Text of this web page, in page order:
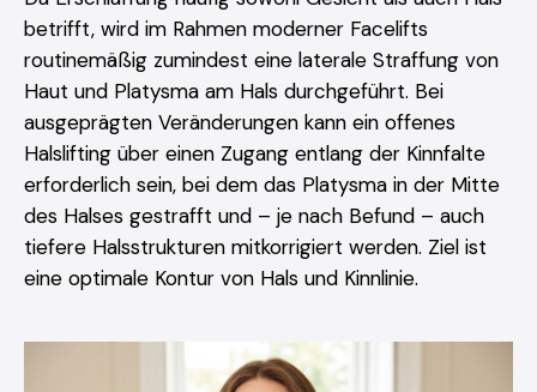
betrifft, wird im Rahmen moderner Facelifts
routinemäßig zumindest eine laterale Straffung von
Haut und Platysma am Hals durchgeführt. Bei
ausgeprägten Veränderungen kann ein offenes
Halslifting über einen Zugang entlang der Kinnfalte
erforderlich sein, bei dem das Platysma in der Mitte
des Halses gestrafft und – je nach Befund – auch
tiefere Halsstrukturen mitkorrigiert werden. Ziel ist
eine optimale Kontur von Hals und Kinnlinie.